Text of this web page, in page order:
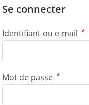
Se connecter
Identifiant ou e-mail *
Mot de passe *